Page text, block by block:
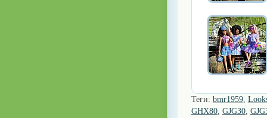
Теги: bmr1959,
GHX80, GJG30,